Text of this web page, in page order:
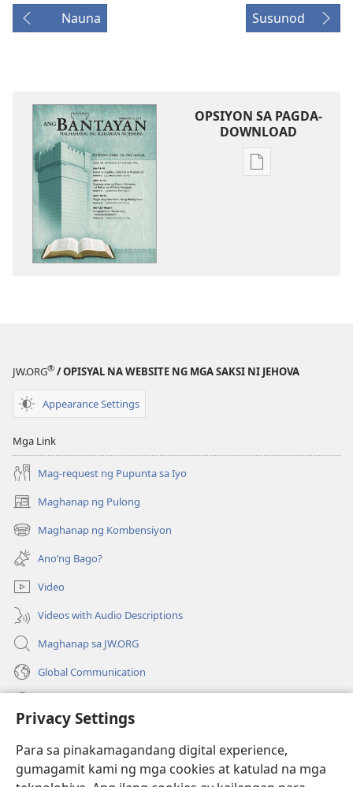
Privacy Settings
Para sa pinakamagandang digital experience,
gumagamit kami ng mga cookies at katulad na mga
Nauna Susunod
OPSIYON SA PAGDA-
DOWNLOAD
Opsiyon
SA
JW.ORG® / OPISYAL NA WEBSITE NG MGA SAKSI NI JEHOVA
Appearance Settings
Mga Link
Mag-request ng Pupunta sa Iyo
Maghanap ng Pulong
(may
bubukas
na
bagong
window)
Maghanap ng Kombensiyon
(may
bubukas
na
bagong
window)
Ano’ng Bago?
Video
Videos with Audio Descriptions
Maghanap sa JW.ORG
Global Communication
(may
na
Watchtower ONLINE LIBRARY™